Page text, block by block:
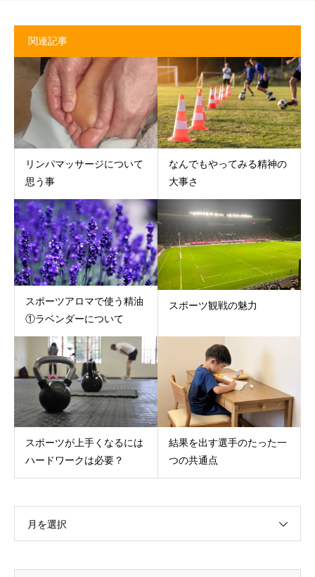
関連記事
リンパマッサージについて
思う事
なんでもやってみる精神の
大事さ
スポーツアロマで使う精油
①ラベンダーについて
スポーツ観戦の魅力
スポーツが上手くなるには
ハードワークは必要？
結果を出す選手のたった一
つの共通点
月を選択